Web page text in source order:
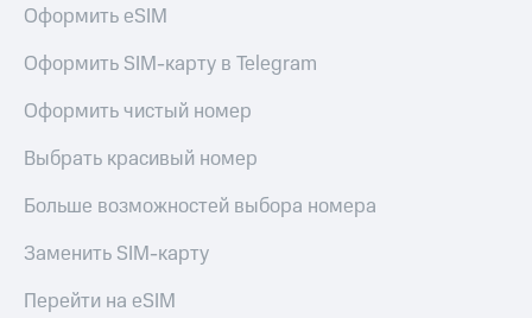
Оформить eSIM
Оформить SIM-карту в Telegram
Оформить чистый номер
Выбрать красивый номер
Больше возможностей выбора номера
Заменить SIM-карту
Перейти на eSIM